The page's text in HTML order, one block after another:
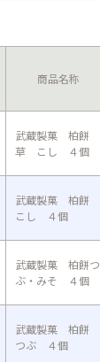
商品名称
武蔵製菓 柏餅
草 こし ４個
武蔵製菓 柏餅
こし ４個
武蔵製菓 柏餅つ
ぶ・みそ ４個
武蔵製菓 柏餅
つぶ ４個